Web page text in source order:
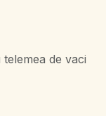
de vaci